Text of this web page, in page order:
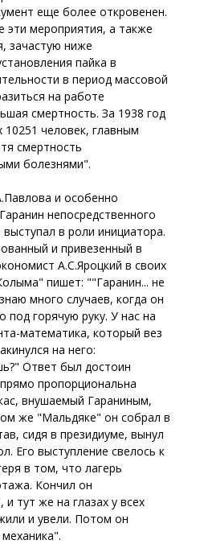
еще более откровенен.
эти мероприятия, а также
зачастую ниже
пайка в
в период массовой
на работе
смертность. За 1938 год
человек, главным
смертность
болезнями".
и особенно
непосредственного
в роли инициатора.
и привезенный в
А.С.Яроцкий в своих
пишет: ""Гаранин... не
много случаев, когда он
под горячую руку. У нас на
математика, который вез
на него:
Ответ был достоин
пропорциональна
внушаемый Гараниным,
же "Мальдяке" он собрал в
сидя в президиуме, вынул
Его выступление свелось к
в том, что лагерь
Кончил он
тут же на глазах у всех
и увели. Потом он